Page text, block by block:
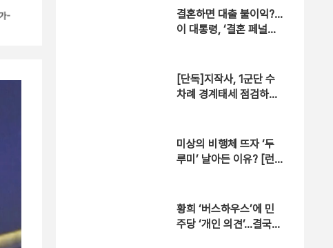
결혼하면 대출 불이익?…
이 대통령, ‘결혼 페널티
[단독]지작사, 1군단 수
차례 경계태세 점검하고
미상의 비행체 뜨자 ‘두
루미’ 날아든 이유? [런
황희 ‘버스하우스’에 민
주당 ‘개인 의견’…결국